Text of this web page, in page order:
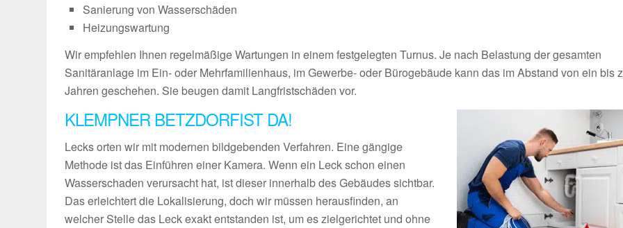
Sanierung von Wasserschäden
Heizungswartung
Wir empfehlen Ihnen regelmäßige Wartungen in einem festgelegten Turnus. Je nach Belastung der gesamten
Sanitäranlage im Ein- oder Mehrfamilienhaus, im Gewerbe- oder Bürogebäude kann das im Abstand von ein bis
Jahren geschehen. Sie beugen damit Langfristschäden vor.
KLEMPNER BETZDORFIST DA!
Lecks orten wir mit modernen bildgebenden Verfahren. Eine gängige
Methode ist das Einführen einer Kamera. Wenn ein Leck schon einen
Wasserschaden verursacht hat, ist dieser innerhalb des Gebäudes sichtbar.
Das erleichtert die Lokalisierung, doch wir müssen herausfinden, an
welcher Stelle das Leck exakt entstanden ist, um es zielgerichtet und ohne